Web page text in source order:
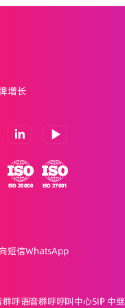
增长
短信WhatsApp
群呼语音群呼呼叫中心SIP 中继